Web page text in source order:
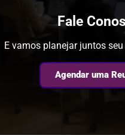
Fale
E vamos planejar juntos
Agendar uma